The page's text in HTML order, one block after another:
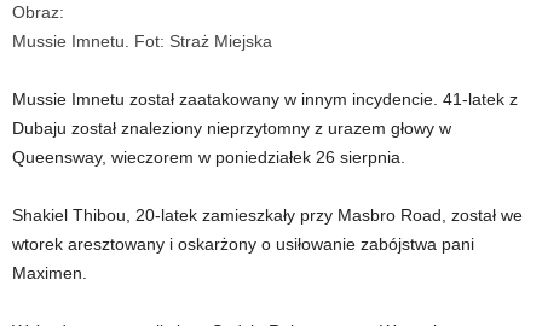
Obraz:
Mussie Imnetu. Fot: Straż Miejska
Mussie Imnetu został zaatakowany w innym incydencie. 41-latek z
Dubaju został znaleziony nieprzytomny z urazem głowy w
Queensway, wieczorem w poniedziałek 26 sierpnia.
Shakiel Thibou, 20-latek zamieszkały przy Masbro Road, został we
wtorek aresztowany i oskarżony o usiłowanie zabójstwa pani
Maximen.